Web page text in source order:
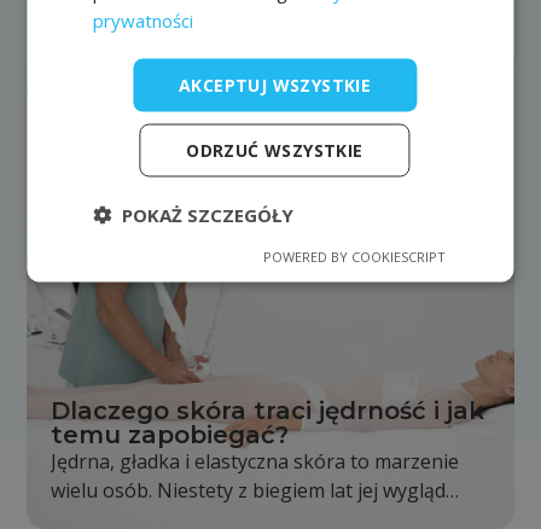
Ostatnie artykuły
Dlaczego skóra traci jędrność i jak
temu zapobiegać?
Jędrna, gładka i elastyczna skóra to marzenie
wielu osób. Niestety z biegiem lat jej wygląd
prywatności
AKCEPTUJ WSZYSTKIE
ODRZUĆ WSZYSTKIE
POKAŻ SZCZEGÓŁY
POWERED BY COOKIESCRIPT